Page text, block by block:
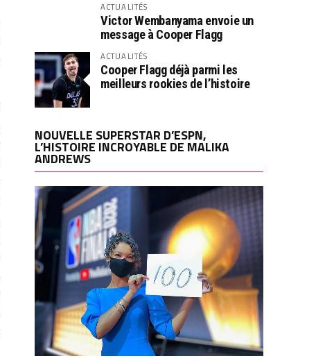
ACTUALITÉS
Victor Wembanyama envoie un
message à Cooper Flagg
ACTUALITÉS
Cooper Flagg déjà parmi les
meilleurs rookies de l’histoire
NOUVELLE SUPERSTAR D’ESPN,
L’HISTOIRE INCROYABLE DE MALIKA
ANDREWS